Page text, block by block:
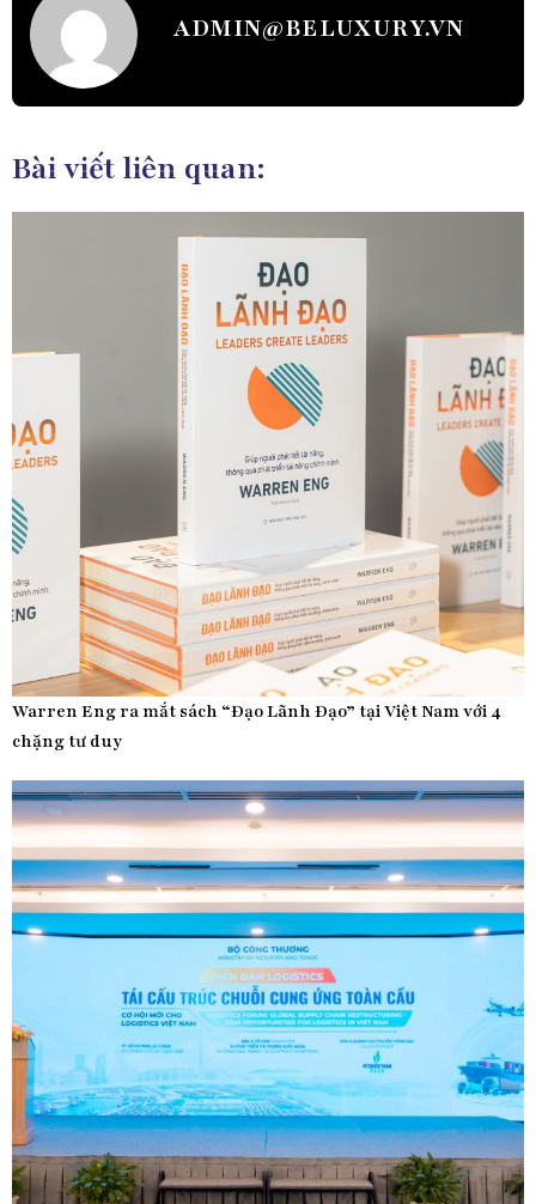
ADMIN@BELUXURY.VN
Bài viết liên quan:
Warren Eng ra mắt sách “Đạo Lãnh Đạo” tại Việt Nam với 4
chặng tư duy